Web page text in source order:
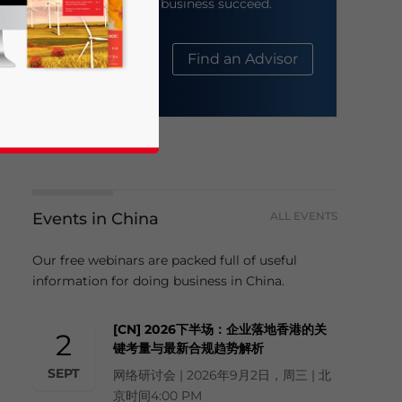
help your business succeed.
About Us Find an Advisor
Events in China ALL EVENTS
Our free webinars are packed full of useful
information for doing business in China.
2
SEPT
[CN] 2026下半场：企业落地香港的关
键考量与最新合规趋势解析
网络研讨会 | 2026年9月2日，周三 | 北
京时间4:00 PM
news and updates for Asia!